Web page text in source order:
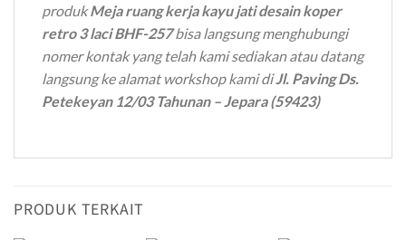
produkMeja ruang kerja kayu jati desain koper
retro 3 laci BHF-257bisa langsung menghubungi
nomer kontak yang telah kami sediakan atau datang
langsung ke alamat workshop kami di Jl. Paving Ds.
Petekeyan 12/03 Tahunan – Jepara (59423)
PRODUK TERKAIT